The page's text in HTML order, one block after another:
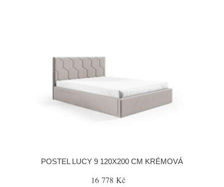
POSTEL LUCY 9 120X200 CM KRÉMOVÁ
16 778 Kč